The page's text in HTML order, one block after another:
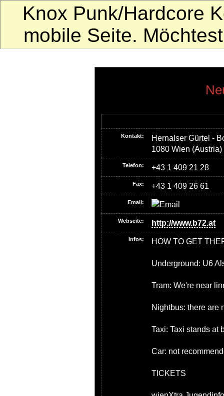
Knox Punk/Hardcore
mobile Seite.
Kontakt:
Hernalser Gürtel -
1080 Wien (Austria)
Telefon: +43 1 409 21 28
Fax: +43 1 409 26 61
Email:
Webseite: http://www.b72.at
Infos: HOW TO GET
Underground: U6
Tram: We're near
Nightbus: there are
Taxi: Taxi stands at
Car: not
TICKETS